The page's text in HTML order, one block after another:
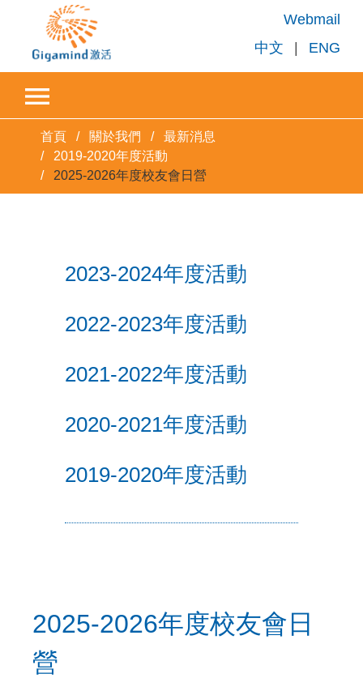
Webmail
中文
| ENG
首頁 關於我們
最新消息
2019-2020年度活動
2025-2026年度校友會日營
2023-2024年度活動
2022-2023年度活動
2021-2022年度活動
2020-2021年度活動
2019-2020年度活動
2025-2026年度校友會日
營